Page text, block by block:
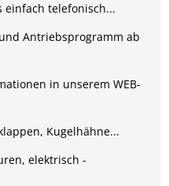
einfach telefonisch...
Antriebsprogramm ab
in unserem WEB-
Kugelhähne...
elektrisch -